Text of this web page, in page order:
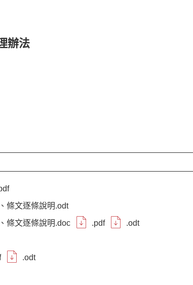
辦法
條文逐條說明.odt
條文逐條說明.doc
.pdf
.odt
.odt